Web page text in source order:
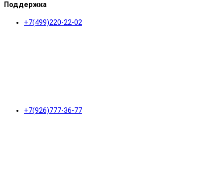
Поддержка
+7(499)220-22-02
+7(926)777-36-77